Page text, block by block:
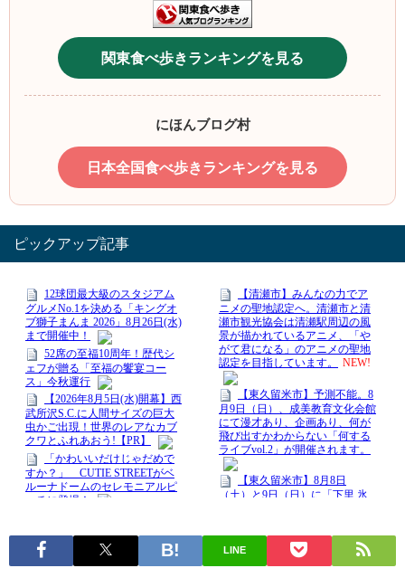
関東食べ歩きランキングを見る
にほんブログ村
日本全国食べ歩きランキングを見る
ピックアップ記事
LINE